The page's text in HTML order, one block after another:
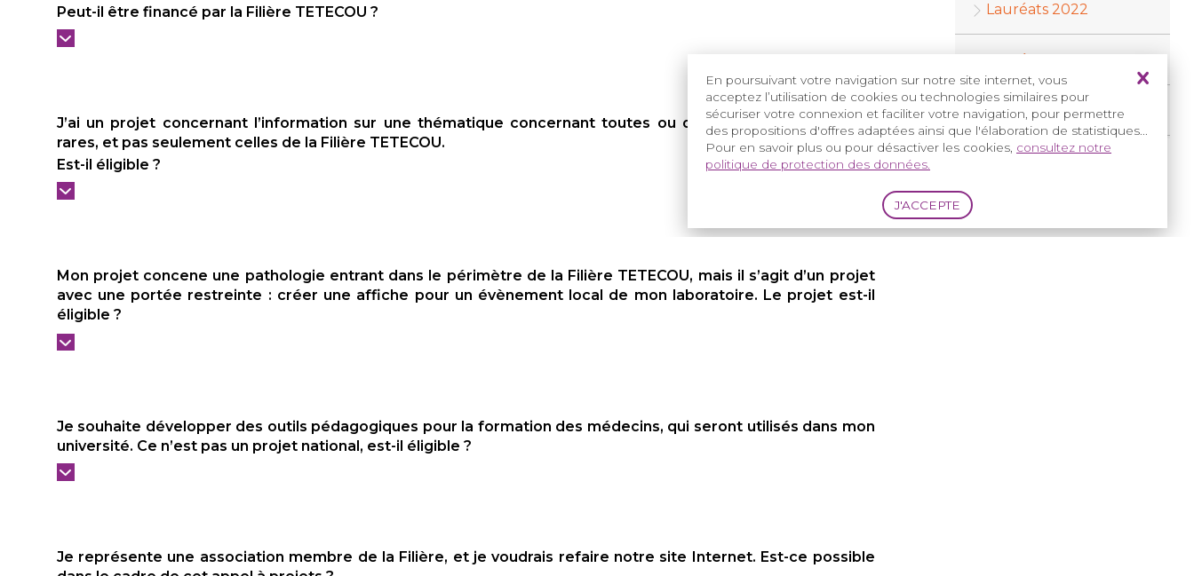
En poursuivant votre navigation sur notre site internet, vous
acceptez l’utilisation de cookies ou technologies similaires pour
sécuriser votre connexion et faciliter votre navigation, pour permettre
des propositions d'offres adaptées ainsi que l'élaboration de statistiques...
Pour en savoir plus ou pour désactiver les cookies, consultez notre
politique de protection des données.
Peut-il être financé par la Filière TETECOU ?
J’ai un projet concernant l’information sur une thématique concernant toutes ou de nombreuses maladies
rares, et pas seulement celles de la Filière TETECOU.
Est-il éligible ?
Mon projet concene une pathologie entrant dans le périmètre de la Filière TETECOU, mais il s’agit d’un projet
avec une portée restreinte : créer une affiche pour un évènement local de mon laboratoire. Le projet est-il
éligible ?
Je souhaite développer des outils pédagogiques pour la formation des médecins, qui seront utilisés dans mon
université. Ce n’est pas un projet national, est-il éligible ?
Je représente une association membre de la Filière, et je voudrais refaire notre site Internet. Est-ce possible
Lauréats 2022
Lauréats 2023
Lauréats 2024